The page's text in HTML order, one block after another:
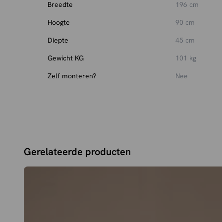
regelmatig te behandelen met onze
meubelolie. Dit
beschermt tegen vlekken en zorgt ervoor dat het
doek en vermijd agressieve schoonmaakmiddelen.
Breedte
196 cm
Hoogte
90 cm
Diepte
45 cm
Gewicht KG
101 kg
Zelf monteren?
Nee
Gerelateerde producten